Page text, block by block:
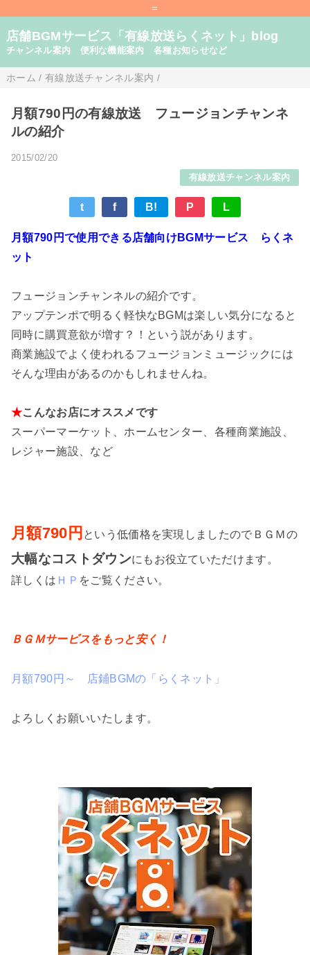
=
店舗BGMサービス「有線放送らくネット」blog
チャンネル案内 便利な機能案内 各種お知らせなど
ホーム / 有線放送チャンネル案内 /
月額790円の有線放送 フュージョンチャンネ
ルの紹介
2015/02/20
有線放送チャンネル案内
t f B! P L
月額790円で使用できる店舗向けBGMサービス らくネ
ット
フュージョンチャンネルの紹介です。
アップテンポで明るく軽快なBGMは楽しい気分になると
同時に購買意欲が増す？！という説があります。
商業施設でよく使われるフュージョンミュージックには
そんな理由があるのかもしれませんね。
★こんなお店にオススメです
スーパーマーケット、ホームセンター、各種商業施設、
レジャー施設、など
月額790円 という低価格を実現しましたのでＢＧＭの
大幅なコストダウンにもお役立ていただけます。
詳しくは ＨＰ をご覧ください。
ＢＧＭサービスをもっと安く！
月額790円～ 店鋪BGMの「らくネット」
よろしくお願いいたします。